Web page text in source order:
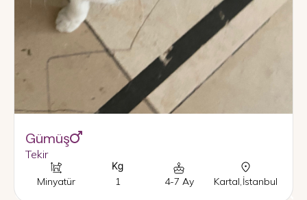
Gümüş
Tekir
Minyatür 1 4-7 Ay Kartal,İstanbul